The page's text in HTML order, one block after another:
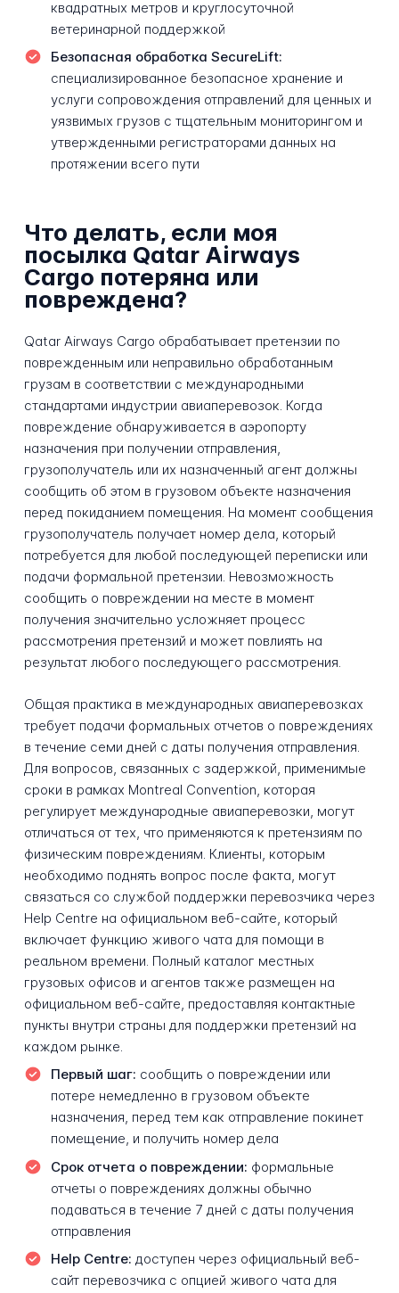
квадратных метров и круглосуточной
ветеринарной поддержкой
Безопасная обработка SecureLift:
специализированное безопасное хранение и
услуги сопровождения отправлений для ценных и
уязвимых грузов с тщательным мониторингом и
утвержденными регистраторами данных на
протяжении всего пути
Что делать, если моя
посылка Qatar Airways
Cargo потеряна или
повреждена?
Qatar Airways Cargo обрабатывает претензии по
поврежденным или неправильно обработанным
грузам в соответствии с международными
стандартами индустрии авиаперевозок. Когда
повреждение обнаруживается в аэропорту
назначения при получении отправления,
грузополучатель или их назначенный агент должны
сообщить об этом в грузовом объекте назначения
перед покиданием помещения. На момент сообщения
грузополучатель получает номер дела, который
потребуется для любой последующей переписки или
подачи формальной претензии. Невозможность
сообщить о повреждении на месте в момент
получения значительно усложняет процесс
рассмотрения претензий и может повлиять на
результат любого последующего рассмотрения.
Общая практика в международных авиаперевозках
требует подачи формальных отчетов о повреждениях
в течение семи дней с даты получения отправления.
Для вопросов, связанных с задержкой, применимые
сроки в рамках Montreal Convention, которая
регулирует международные авиаперевозки, могут
отличаться от тех, что применяются к претензиям по
физическим повреждениям. Клиенты, которым
необходимо поднять вопрос после факта, могут
связаться со службой поддержки перевозчика через
Help Centre на официальном веб-сайте, который
включает функцию живого чата для помощи в
реальном времени. Полный каталог местных
грузовых офисов и агентов также размещен на
официальном веб-сайте, предоставляя контактные
пункты внутри страны для поддержки претензий на
каждом рынке.
Первый шаг: сообщить о повреждении или
потере немедленно в грузовом объекте
назначения, перед тем как отправление покинет
помещение, и получить номер дела
Срок отчета о повреждении: формальные
отчеты о повреждениях должны обычно
подаваться в течение 7 дней с даты получения
отправления
Help Centre: доступен через официальный веб-
сайт перевозчика с опцией живого чата для